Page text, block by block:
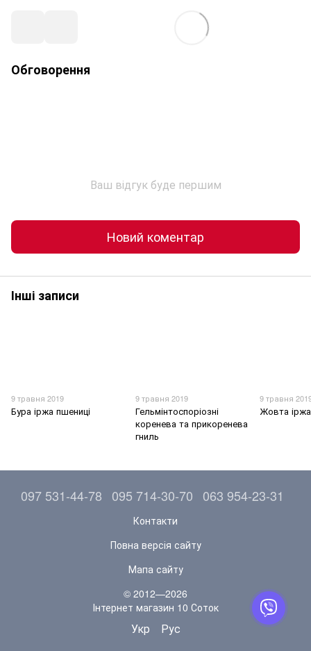
Обговорення
Ваш відгук буде першим
Новий коментар
Інші записи
9 травня 2019
Бура іржа пшениці
9 травня 2019
Гельмінтоспоріозні
коренева та прикоренева
гниль
9 травня
Жовта
097 531-44-78 095 714-30-70 063 954-23-31
Контакти
Повна версія сайту
Мапа сайту
© 2012—2026
Інтернет магазин 10 Соток
Укр Рус